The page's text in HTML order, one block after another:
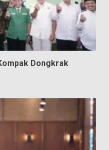
Dongkrak